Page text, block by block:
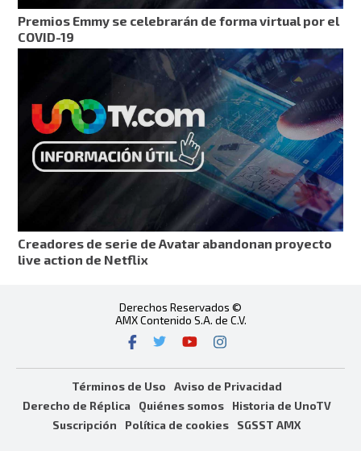
Premios Emmy se celebrarán de forma virtual por el
COVID-19
Creadores de serie de Avatar abandonan proyecto
live action de Netflix
Derechos Reservados ©
AMX Contenido S.A. de C.V.
Términos de Uso
Aviso de Privacidad
Derecho de Réplica
Quiénes somos
Historia de UnoTV
Suscripción
Política de cookies SGSST AMX